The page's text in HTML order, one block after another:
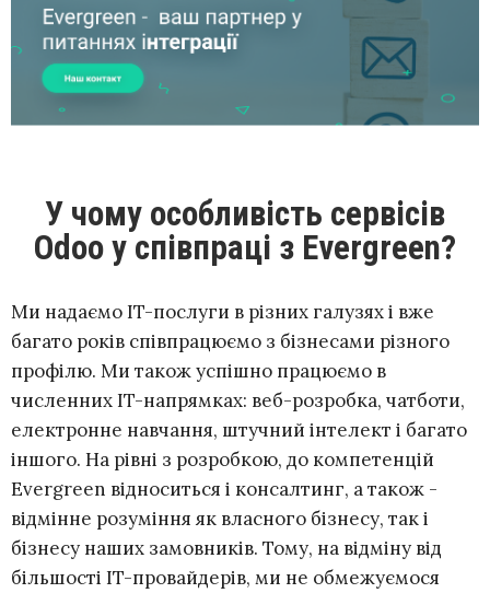
У чому особливість сервісів
Odoo у співпраці з Evergreen?
Ми надаємо IT-послуги в різних галузях і вже
багато років співпрацюємо з бізнесами різного
профілю. Ми також успішно працюємо в
численних IT-напрямках: веб-розробка, чатботи,
електронне навчання, штучний інтелект і багато
іншого. На рівні з розробкою, до компетенцій
Evergreen відноситься і консалтинг, а також -
відмінне розуміння як власного бізнесу, так і
бізнесу наших замовників. Тому, на відміну від
більшості IT-провайдерів, ми не обмежуємося